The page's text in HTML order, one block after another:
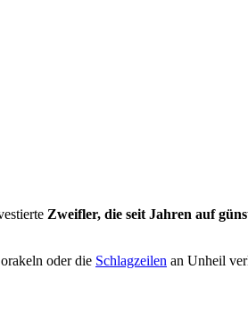
Zweifler, die seit Jahren auf
oder die Schlagzeilen an Unheil